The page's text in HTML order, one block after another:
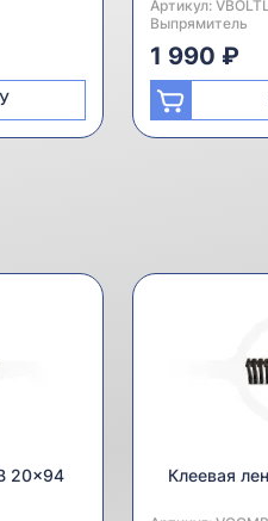
Артикул:
Производитель:
Выпрямитель
1 990 ₽
20x94 Клеевая